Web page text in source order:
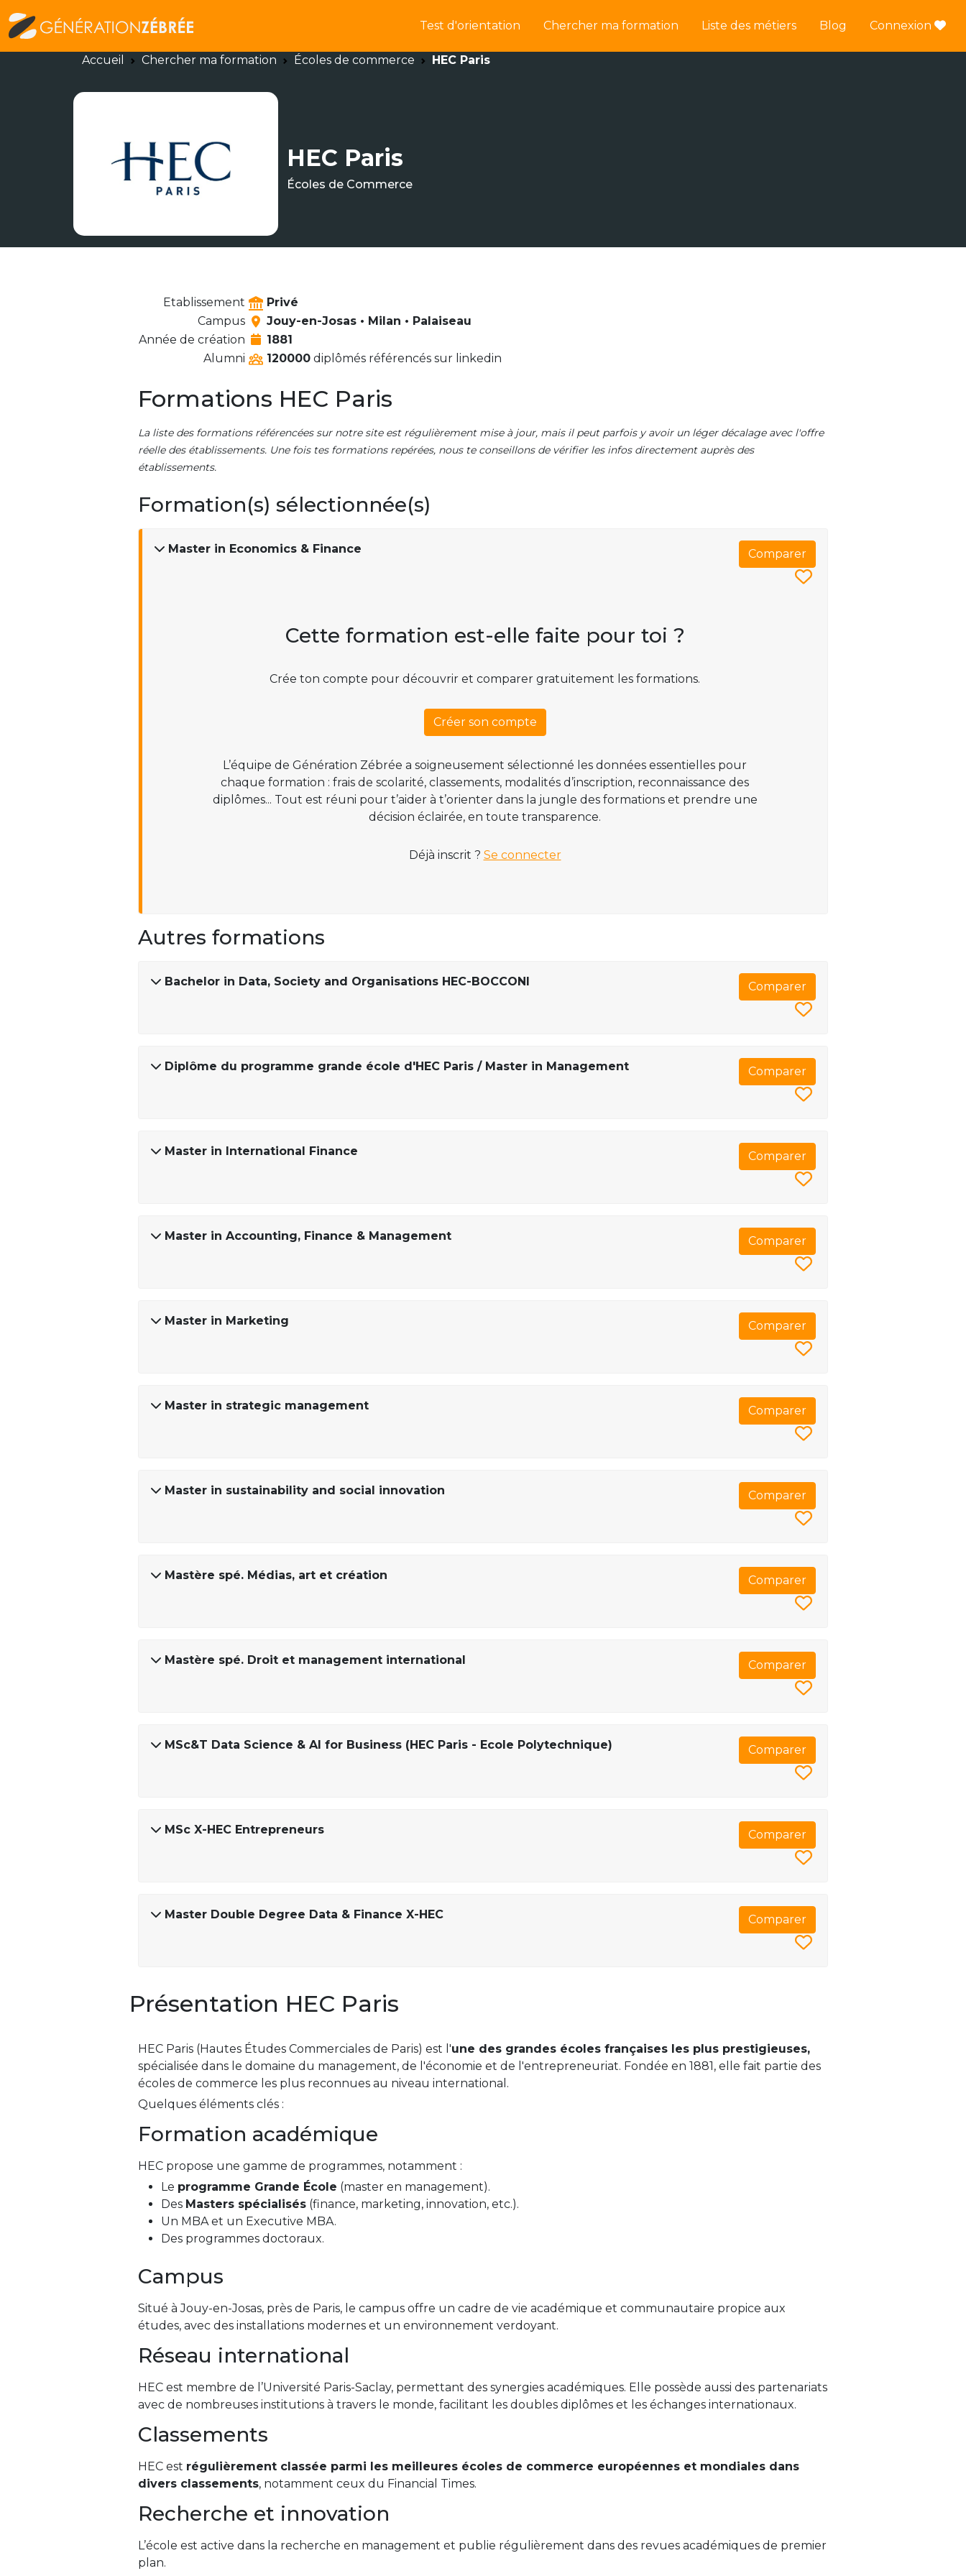
Test d'orientation Chercher ma formation Liste des métiers Blog Connexion
Accueil Chercher ma formation Écoles de commerce HEC Paris
HEC Paris
Écoles de Commerce
Etablissement
Privé
Campus
Jouy-en-Josas • Milan • Palaiseau
Année de création
1881
Alumni
120000 diplômés référencés sur linkedin
Formations HEC Paris
La liste des formations référencées sur notre site est régulièrement mise à jour, mais il peut parfois y avoir un léger décalage avec l'offre
réelle des établissements. Une fois tes formations repérées, nous te conseillons de vérifier les infos directement auprès des
établissements.
Formation(s) sélectionnée(s)
Master in Economics & Finance Comparer
Cette formation est-elle faite pour toi ?
Crée ton compte pour découvrir et comparer gratuitement les formations.
Créer son compte
L’équipe de Génération Zébrée a soigneusement sélectionné les données essentielles pour
chaque formation : frais de scolarité, classements, modalités d’inscription, reconnaissance des
diplômes... Tout est réuni pour t’aider à t’orienter dans la jungle des formations et prendre une
décision éclairée, en toute transparence.
Déjà inscrit ? Se connecter
Autres formations
Bachelor in Data, Society and Organisations HEC-BOCCONI Comparer
Diplôme du programme grande école d'HEC Paris / Master in Management Comparer
Master in International Finance Comparer
Master in Accounting, Finance & Management Comparer
Master in Marketing Comparer
Master in strategic management Comparer
Master in sustainability and social innovation Comparer
Mastère spé. Médias, art et création Comparer
Mastère spé. Droit et management international Comparer
MSc&T Data Science & AI for Business (HEC Paris - Ecole Polytechnique) Comparer
MSc X-HEC Entrepreneurs Comparer
Master Double Degree Data & Finance X-HEC Comparer
Présentation HEC Paris
HEC Paris (Hautes Études Commerciales de Paris) est l'une des grandes écoles françaises les plus prestigieuses,
spécialisée dans le domaine du management, de l'économie et de l'entrepreneuriat. Fondée en 1881, elle fait partie des
écoles de commerce les plus reconnues au niveau international.
Quelques éléments clés :
Formation académique
HEC propose une gamme de programmes, notamment :
Le programme Grande École (master en management).
Des Masters spécialisés (finance, marketing, innovation, etc.).
Un MBA et un Executive MBA.
Des programmes doctoraux.
Campus
Situé à Jouy-en-Josas, près de Paris, le campus offre un cadre de vie académique et communautaire propice aux
études, avec des installations modernes et un environnement verdoyant.
Réseau international
HEC est membre de l’Université Paris-Saclay, permettant des synergies académiques. Elle possède aussi des partenariats
avec de nombreuses institutions à travers le monde, facilitant les doubles diplômes et les échanges internationaux.
Classements
HEC est régulièrement classée parmi les meilleures écoles de commerce européennes et mondiales dans
divers classements, notamment ceux du Financial Times.
Recherche et innovation
L’école est active dans la recherche en management et publie régulièrement dans des revues académiques de premier
plan.